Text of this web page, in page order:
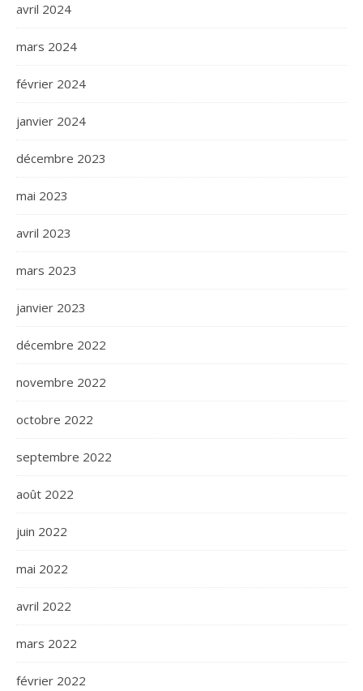
avril 2024
mars 2024
février 2024
janvier 2024
décembre 2023
mai 2023
avril 2023
mars 2023
janvier 2023
décembre 2022
novembre 2022
octobre 2022
septembre 2022
août 2022
juin 2022
mai 2022
avril 2022
mars 2022
février 2022